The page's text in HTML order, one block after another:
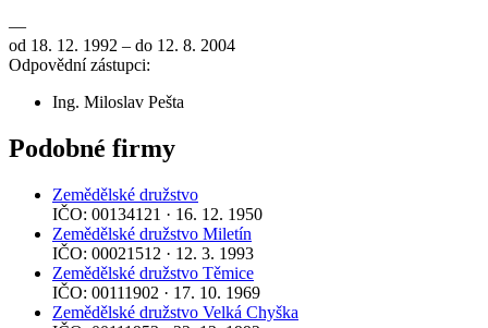
—
od 18. 12. 1992 – do 12. 8. 2004
Odpovědní zástupci:
Ing. Miloslav Pešta
Podobné firmy
Zemědělské družstvo
IČO: 00134121 · 16. 12. 1950
Zemědělské družstvo Miletín
IČO: 00021512 · 12. 3. 1993
Zemědělské družstvo Těmice
IČO: 00111902 · 17. 10. 1969
Zemědělské družstvo Velká Chyška